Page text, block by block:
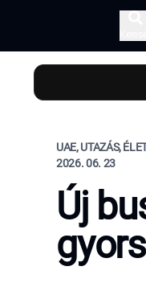
UAE, UTAZÁS,
2026. 06. 23
Új